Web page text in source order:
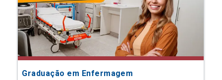
Graduação em Enfermagem